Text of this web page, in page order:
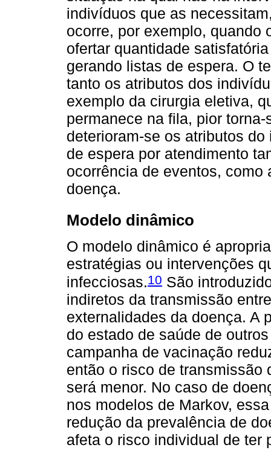
indivíduos que as
ocorre, por exemplo, quando
ofertar quantidade
gerando listas de espera. O
tanto os atributos dos
exemplo da cirurgia eletiva,
permanece na fila, pior
deterioram-se os atributos
de espera por atendimento
ocorrência de eventos,
doença.
Modelo dinâmico
O modelo dinâmico é
estratégias ou intervenções
infecciosas.10 São
indiretos da transmissão
externalidades da doença. A
do estado de saúde de
campanha de vacinação
então o risco de transmissão
será menor. No caso de
nos modelos de Markov,
redução da prevalência de
afeta o risco individual de ter